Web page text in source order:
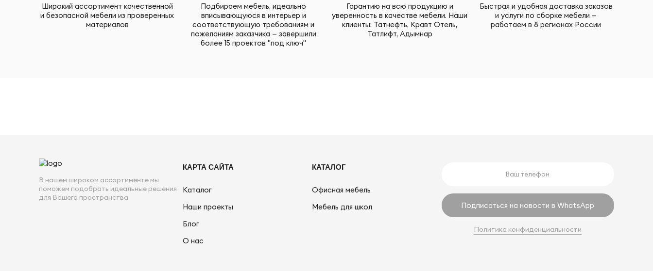
Широкий ассортимент качественной
и безопасной мебели из проверенных
материалов
Подбираем мебель, идеально
вписывающуюся в интерьер и
соответствующую требованиям и
пожеланиям заказчика — завершили
более 15 проектов "под ключ"
Гарантию на всю продукцию и
уверенность в качестве мебели. Наши
клиенты: Татнефть, Кравт Отель,
Татлифт, Адымнар
Быстрая и удобная доставка заказов
и услуги по сборке мебели —
работаем в 8 регионах России
В нашем широком ассортименте мы
поможем подобрать идеальные решения
для Вашего пространства
КАРТА САЙТА
Каталог
Наши проекты
Блог
О нас
КАТАЛОГ
Офисная мебель
Мебель для школ
Подписаться на новости в WhatsApp
Политика конфиденциальности